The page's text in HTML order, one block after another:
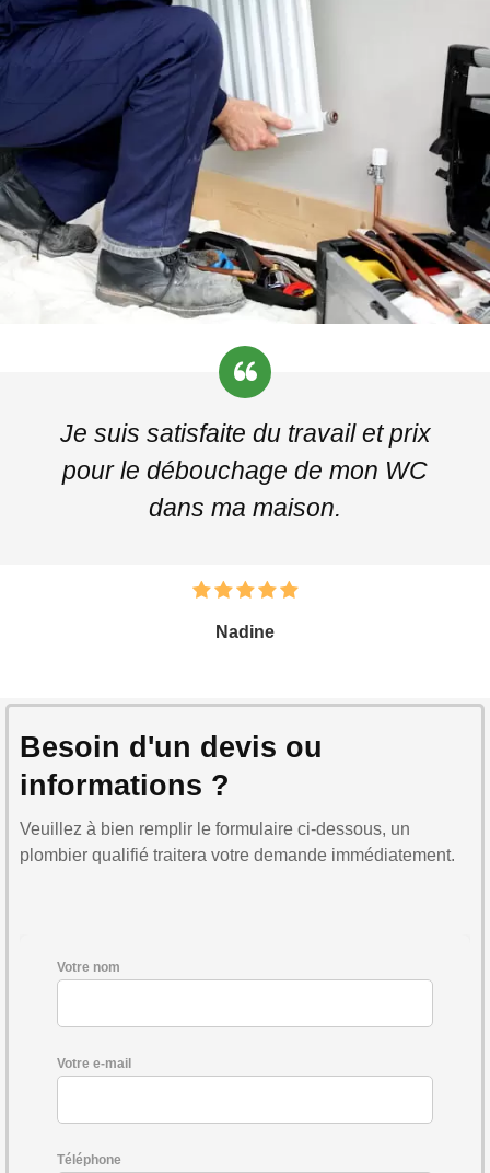
Je suis satisfaite du travail et prix
pour le débouchage de mon WC
dans ma maison.
Nadine
Besoin d'un devis ou
informations ?
Veuillez à bien remplir le formulaire ci-dessous, un
plombier qualifié traitera votre demande immédiatement.
Votre nom
Votre e-mail
Téléphone